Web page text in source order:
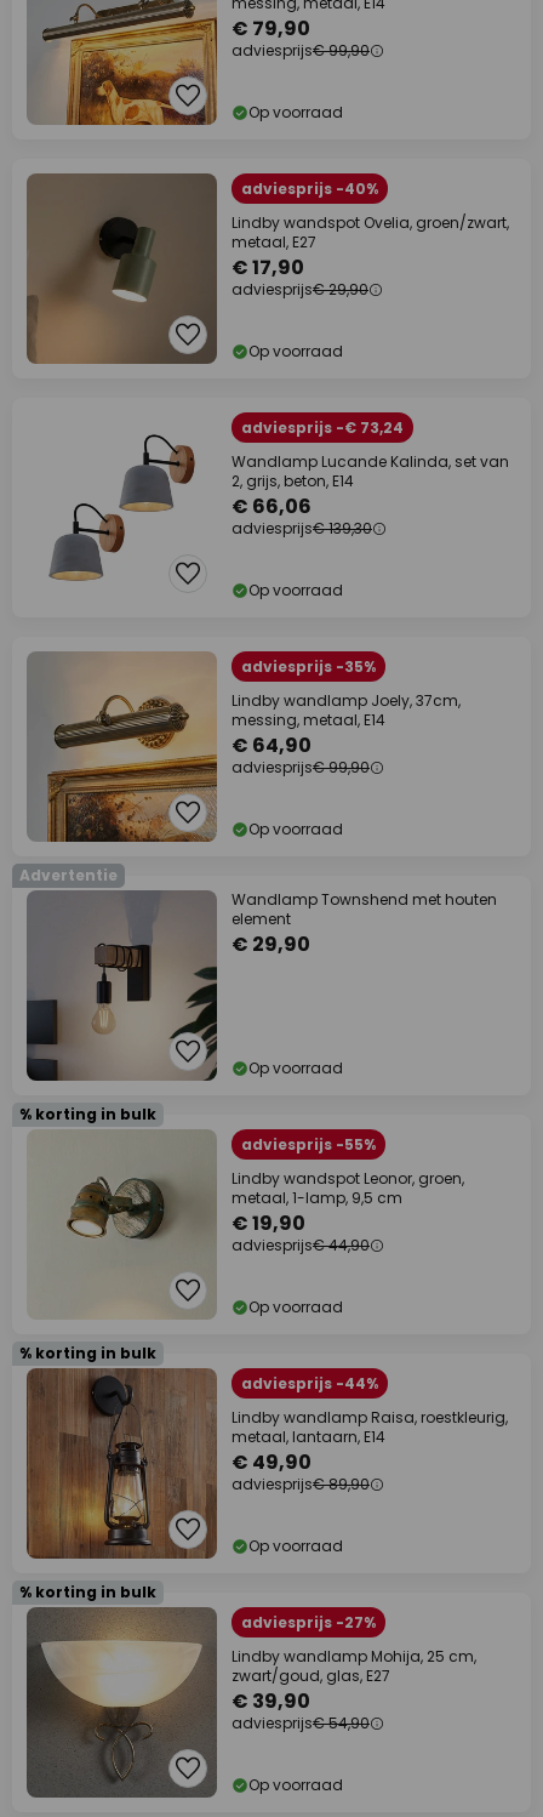
€ 79,90
adviesprijs€ 99,90
Op voorraad
adviesprijs -40%
Lindby wandspot Ovelia, groen/zwart,
metaal, E27
€ 17,90
adviesprijs€ 29,90
Op voorraad
adviesprijs -€ 73,24
Wandlamp Lucande Kalinda, set van
2, grijs, beton, E14
€ 66,06
adviesprijs€ 139,30
Op voorraad
adviesprijs -35%
Lindby wandlamp Joely, 37cm,
messing, metaal, E14
€ 64,90
adviesprijs€ 99,90
Op voorraad
Advertentie
Wandlamp Townshend met houten
element
€ 29,90
Op voorraad
% korting in bulk
adviesprijs -55%
Lindby wandspot Leonor, groen,
metaal, 1-lamp, 9,5 cm
€ 19,90
adviesprijs€ 44,90
Op voorraad
% korting in bulk
adviesprijs -44%
Lindby wandlamp Raisa, roestkleurig,
metaal, lantaarn, E14
€ 49,90
adviesprijs€ 89,90
Op voorraad
% korting in bulk
adviesprijs -27%
Lindby wandlamp Mohija, 25 cm,
zwart/goud, glas, E27
€ 39,90
adviesprijs€ 54,90
Op voorraad